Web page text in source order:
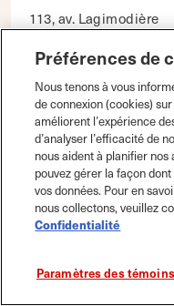
113, av. Lagimodière
Détails
Préférences de
Nous tenons à vous
de connexion (cookies)
améliorent l’expérience
d’analyser l’efficacité de
nous aident à planifier
pouvez gérer la façon
vos données. Pour en
nous collectons, veuillez
Confidentialité
Paramètres des témoins